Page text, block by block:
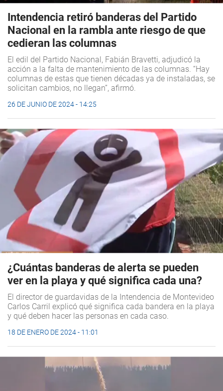
Intendencia retiró banderas del Partido
Nacional en la rambla ante riesgo de que
cedieran las columnas
El edil del Partido Nacional, Fabián Bravetti, adjudicó la
acción a la falta de mantenimiento de las columnas. “Hay
columnas de estas que tienen décadas ya de instaladas, se
solicitan cambios, no llegan”, afirmó.
26 DE JUNIO DE 2024 - 14:25
¿Cuántas banderas de alerta se pueden
ver en la playa y qué significa cada una?
El director de guardavidas de la Intendencia de Montevideo
Carlos Carril explicó qué significa cada bandera en la playa
y qué deben hacer las personas en cada caso.
18 DE ENERO DE 2024 - 11:01